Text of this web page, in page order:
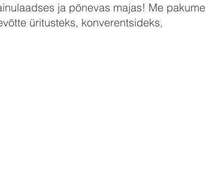
ja põnevas majas! Me pakume
üritusteks, konverentsideks,